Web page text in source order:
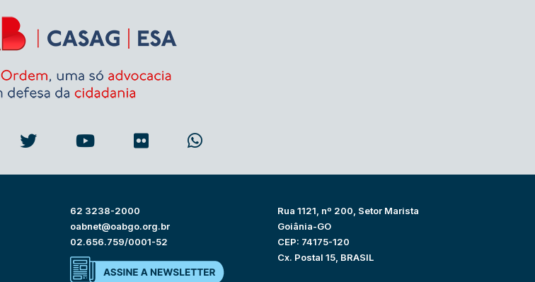
62 3238-2000
oabnet@oabgo.org.br
02.656.759/0001-52
Rua 1121, nº 200, Setor Marista
Goiânia-GO
CEP: 74175-120
Cx. Postal 15, BRASIL